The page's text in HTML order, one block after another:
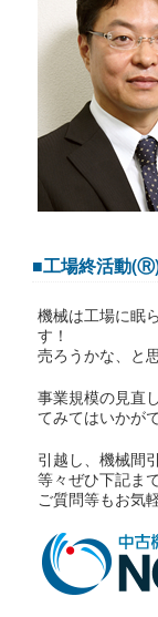
■工場終活動
機械は工場に眠
す！
売ろうかな、と
事業規模の見直
てみてはいかが
引越し、機械間
等々ぜひ下記ま
ご質問等もお気軽